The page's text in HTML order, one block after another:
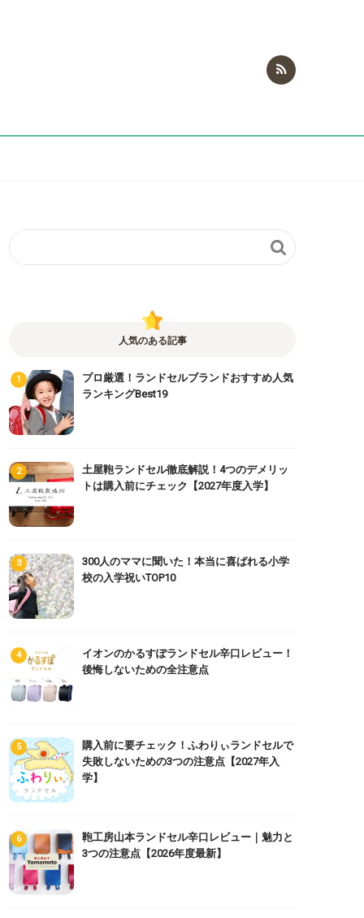

人気のある記事
プロ厳選！ランドセルブランドおすすめ人気
ランキングBest19
土屋鞄ランドセル徹底解説！4つのデメリッ
トは購入前にチェック【2027年度入学】
300人のママに聞いた！本当に喜ばれる小学
校の入学祝いTOP10
イオンのかるすぽランドセル辛口レビュー！
後悔しないための全注意点
購入前に要チェック！ふわりぃランドセルで
失敗しないための3つの注意点【2027年入
学】
鞄工房山本ランドセル辛口レビュー｜魅力と
3つの注意点【2026年度最新】